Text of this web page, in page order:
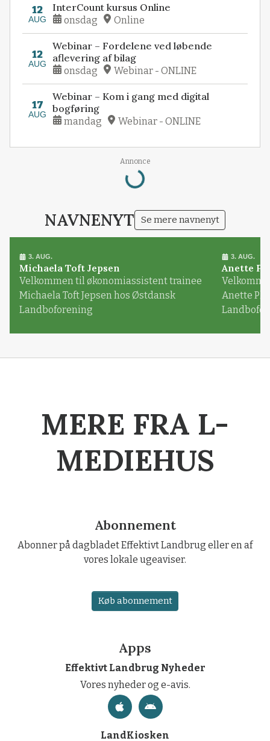
12
AUG
InterCount kursus Online
onsdag Online
12
AUG
Webinar – Fordelene ved løbende
aflevering af bilag
onsdag Webinar - ONLINE
17
AUG
Webinar – Kom i gang med digital
bogføring
mandag Webinar - ONLINE
Annonce
Loading...
NAVNENYT Se mere navnenyt
3. AUG.
Michaela Toft Jepsen
Velkommen til økonomiassistent trainee
Michaela Toft Jepsen hos Østdansk
Landboforening
3. AUG.
Anette
Anette
MERE FRA L-
MEDIEHUS
Abonnement
Abonner på dagbladet Effektivt Landbrug eller en af
vores lokale ugeaviser.
Køb abonnement
Apps
Effektivt Landbrug Nyheder
Vores nyheder og e-avis.
LandKiosken